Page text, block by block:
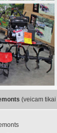
(veicam